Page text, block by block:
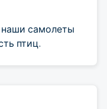
наши самолеты
птиц.